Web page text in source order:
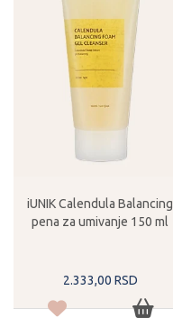
iUNIK Calendula Balancing
pena za umivanje 150 ml
2.333,00 RSD